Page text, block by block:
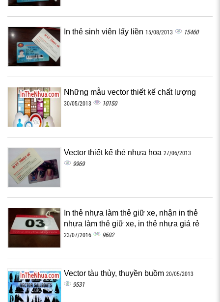
In thẻ sinh viên lấy liền 15/08/2013 15460
Những mẫu vector thiết kế chất lượng
30/05/2013 10150
Vector thiết kế thẻ nhựa hoa 27/06/2013
9969
In thẻ nhựa làm thẻ giữ xe, nhận in thẻ
nhựa làm thẻ giữ xe, in thẻ nhựa giá rẻ
23/07/2016 9602
Vector tàu thủy, thuyền buồm 20/05/2013
9531